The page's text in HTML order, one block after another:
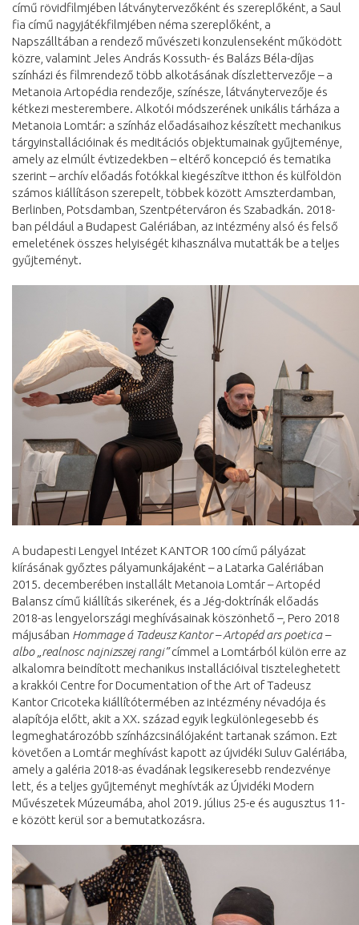
című rövidfilmjében látványtervezőként és szereplőként, a Saul
fia című nagyjátékfilmjében néma szereplőként, a
Napszálltában a rendező művészeti konzulenseként működött
közre, valamint Jeles András Kossuth- és Balázs Béla-díjas
színházi és filmrendező több alkotásának díszlettervezője – a
Metanoia Artopédia rendezője, színésze, látványtervezője és
kétkezi mesterembere. Alkotói módszerének unikális tárháza a
Metanoia Lomtár: a színház előadásaihoz készített mechanikus
tárgyinstallációinak és meditációs objektumainak gyűjteménye,
amely az elmúlt évtizedekben – eltérő koncepció és tematika
szerint – archív előadás fotókkal kiegészítve itthon és külföldön
számos kiállításon szerepelt, többek között Amszterdamban,
Berlinben, Potsdamban, Szentpéterváron és Szabadkán. 2018-
ban például a Budapest Galériában, az intézmény alsó és felső
emeletének összes helyiségét kihasználva mutatták be a teljes
gyűjteményt.
A budapesti Lengyel Intézet KANTOR 100 című pályázat
kiírásának győztes pályamunkájaként – a Latarka Galériában
2015. decemberében installált Metanoia Lomtár – Artopéd
Balansz című kiállítás sikerének, és a Jég-doktrínák előadás
2018-as lengyelországi meghívásainak köszönhető –, Pero 2018
májusában Hommage á Tadeusz Kantor – Artopéd ars poetica –
albo „realnosc najnizszej rangi”címmel a Lomtárból külön erre az
alkalomra beindított mechanikus installációival tiszteleghetett
a krakkói Centre for Documentation of the Art of Tadeusz
Kantor Cricoteka kiállítótermében az intézmény névadója és
alapítója előtt, akit a XX. század egyik legkülönlegesebb és
legmeghatározóbb színházcsinálójaként tartanak számon. Ezt
követően a Lomtár meghívást kapott az újvidéki Suluv Galériába,
amely a galéria 2018-as évadának legsikeresebb rendezvénye
lett, és a teljes gyűjteményt meghívták az Újvidéki Modern
Művészetek Múzeumába, ahol 2019. július 25-e és augusztus 11-
e között kerül sor a bemutatkozásra.